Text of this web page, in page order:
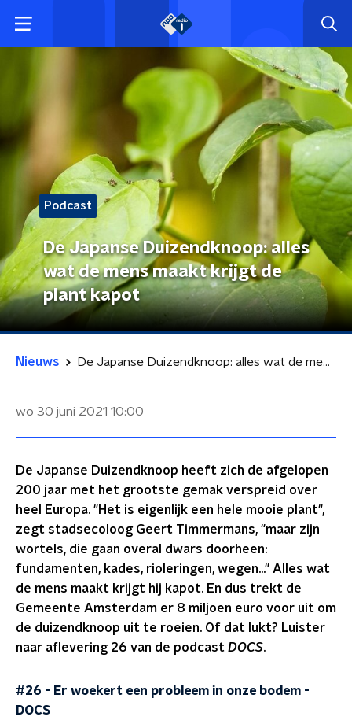
Podcast
De Japanse Duizendknoop: alles
wat de mens maakt krijgt de
plant kapot
Nieuws De Japanse Duizendknoop: alles wat de mens maakt krijgt de plant kapot
wo 30 juni 2021 10:00
De Japanse Duizendknoop heeft zich de afgelopen
200 jaar met het grootste gemak verspreid over
heel Europa. "Het is eigenlijk een hele mooie plant",
zegt stadsecoloog Geert Timmermans, "maar zijn
wortels, die gaan overal dwars doorheen:
fundamenten, kades, rioleringen, wegen..." Alles wat
de mens maakt krijgt hij kapot. En dus trekt de
Gemeente Amsterdam er 8 miljoen euro voor uit om
de duizendknoop uit te roeien. Of dat lukt? Luister
naar aflevering 26 van de podcast DOCS.
#26 - Er woekert een probleem in onze bodem -
DOCS